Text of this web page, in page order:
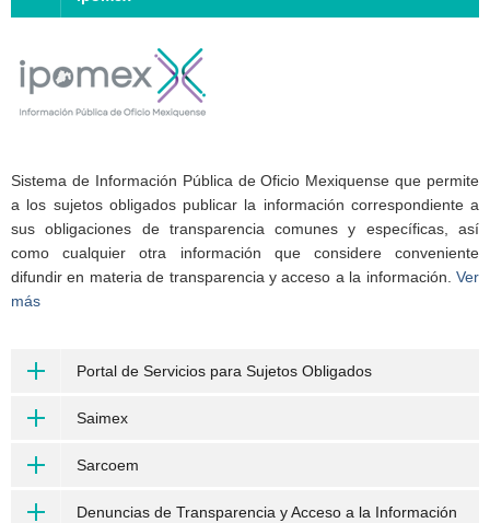
Sistema de Información Pública de Oficio Mexiquense que permite
a los sujetos obligados publicar la información correspondiente a
sus obligaciones de transparencia comunes y específicas, así
como cualquier otra información que considere conveniente
difundir en materia de transparencia y acceso a la información. Ver
más
Portal de Servicios para Sujetos Obligados
Saimex
Sarcoem
Denuncias de Transparencia y Acceso a la Información